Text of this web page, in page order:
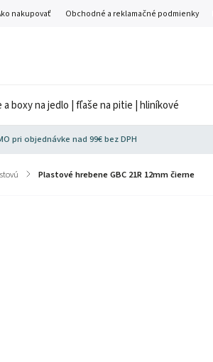
nakupovať Obchodné a reklamačné podmienky
a boxy na jedlo | fľaše na pitie | hliníkové
pri objednávke nad 99€ bez DPH
/ Plastové hrebene GBC 21R 12mm čierne